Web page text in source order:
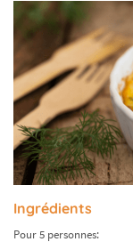
Ingrédients
Pour 5 personnes: